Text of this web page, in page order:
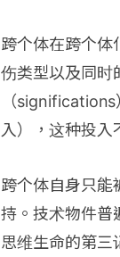
跨个体在跨个体
伤类型以及同时
（
入），这种投入
跨个体自身只能
持。技术物件普
思维生命的第三